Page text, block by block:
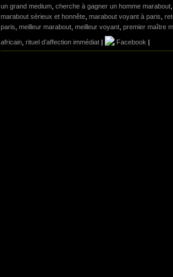
un grand medium cherche à gagner un homme marabout
marabout sérieux et honnête marabout voyant à paris
paris meilleur marabout meilleur voyant premier maître
africain rituel d’affection immédiat | Facebook |